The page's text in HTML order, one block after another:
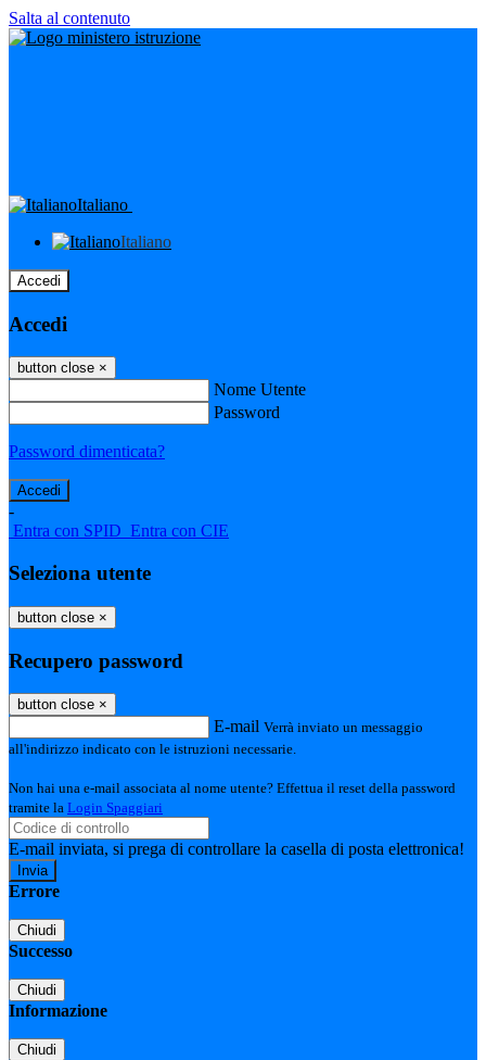
Salta al contenuto
Italiano
Italiano
Accedi
Accedi
button close ×
Nome Utente
Password
Password dimenticata?
-
Entra con SPID Entra con CIE
Seleziona utente
button close ×
Recupero password
button close ×
E-mail Verrà inviato un messaggio
all'indirizzo indicato con le istruzioni necessarie.
Non hai una e-mail associata al nome utente? Effettua il reset della password
tramite la Login Spaggiari
E-mail inviata, si prega di controllare la casella di posta elettronica!
Errore
Chiudi
Successo
Chiudi
Informazione
Chiudi